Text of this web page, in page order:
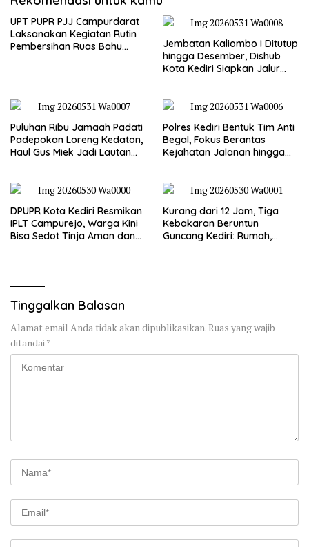
UPT PUPR PJJ Campurdarat
Laksanakan Kegiatan Rutin
Pembersihan Ruas Bahu
Jembatan Kaliombo I Ditutup
hingga Desember, Dishub
Kota Kediri Siapkan Jalur
Puluhan Ribu Jamaah Padati
Padepokan Loreng Kedaton,
Haul Gus Miek Jadi Lautan
Polres Kediri Bentuk Tim Anti
Begal, Fokus Berantas
Kejahatan Jalanan hingga
DPUPR Kota Kediri Resmikan
IPLT Campurejo, Warga Kini
Bisa Sedot Tinja Aman dan
Kurang dari 12 Jam, Tiga
Kebakaran Beruntun
Guncang Kediri: Rumah,
Tinggalkan Balasan
Alamat email Anda tidak akan dipublikasikan.Ruas yang wajib
ditandai *